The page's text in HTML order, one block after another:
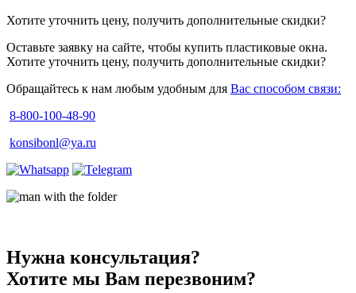
Хотите уточнить цену, получить дополнительные скидки?
Оставьте заявку на сайте, чтобы купить пластиковые окна.
Хотите уточнить цену, получить дополнительные скидки?
Обращайтесь к нам любым удобным для Вас способом связи:
8-800-100-48-90
konsibonl@ya.ru
Нужна консультация?
Хотите мы Вам перезвоним?